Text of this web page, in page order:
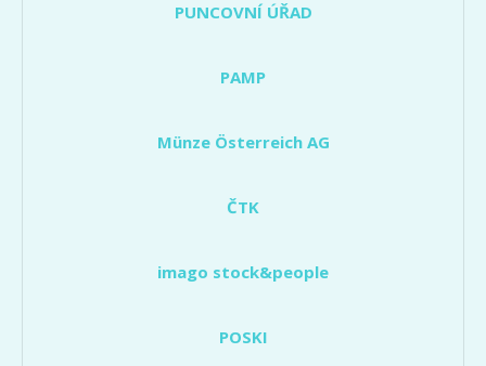
PUNCOVNÍ ÚŘAD
PAMP
Münze Österreich AG
ČTK
imago stock&people
POSKI